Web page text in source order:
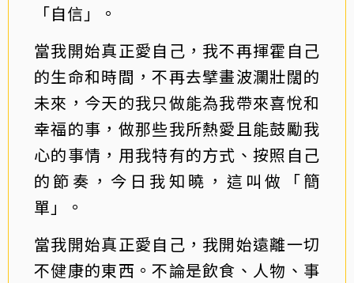
「自信」。
當我開始真正愛自己，我不再揮霍自己
的生命和時間，不再去擘畫波瀾壯闊的
未來，今天的我只做能為我帶來喜悅和
幸福的事，做那些我所熱愛且能鼓勵我
心的事情，用我特有的方式、按照自己
的節奏，今日我知曉，這叫做「簡
單」。
當我開始真正愛自己，我開始遠離一切
不健康的東西。不論是飲食、人物、事